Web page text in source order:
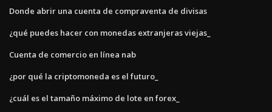
Donde abrir una cuenta de compraventa de divisas
¿qué puedes hacer con monedas extranjeras viejas_
Cuenta de comercio en línea nab
¿por qué la criptomoneda es el futuro_
¿cuál es el tamaño máximo de lote en forex_